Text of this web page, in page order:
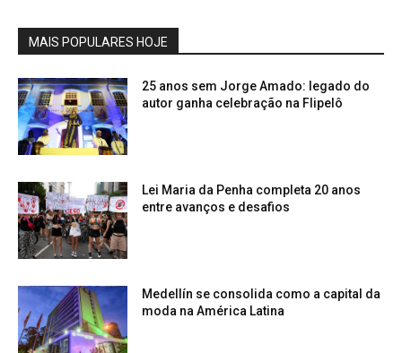
MAIS POPULARES HOJE
25 anos sem Jorge Amado: legado do
autor ganha celebração na Flipelô
Lei Maria da Penha completa 20 anos
entre avanços e desafios
Medellín se consolida como a capital da
moda na América Latina